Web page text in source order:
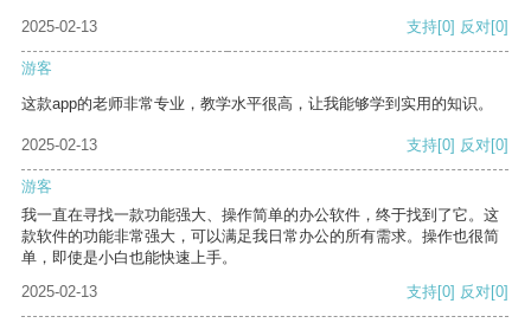
2025-02-13 支持[0] 反对[0]
游客
这款app的老师非常专业，教学水平很高，让我能够学到实用的知识。
2025-02-13 支持[0] 反对[0]
游客
我一直在寻找一款功能强大、操作简单的办公软件，终于找到了它。这
款软件的功能非常强大，可以满足我日常办公的所有需求。操作也很简
单，即使是小白也能快速上手。
2025-02-13
支持[0] 反对[0]